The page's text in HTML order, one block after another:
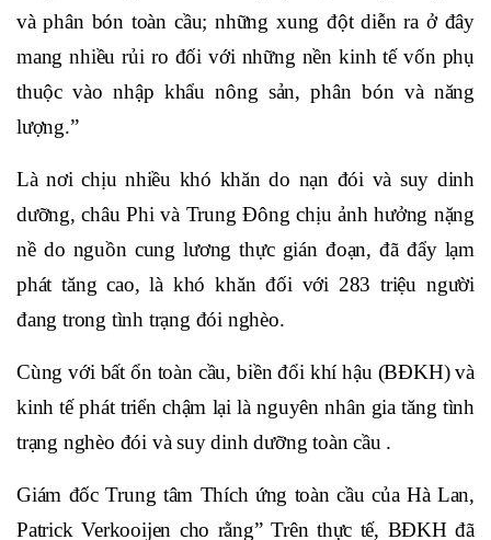
và phân bón toàn cầu; những xung đột diễn ra ở đây
mang nhiều rủi ro đối với những nền kinh tế vốn phụ
thuộc vào nhập khẩu nông sản, phân bón và năng
lượng.”
Là nơi chịu nhiều khó khăn do nạn đói và suy dinh
dưỡng, châu Phi và Trung Đông chịu ảnh hưởng nặng
nề do nguồn cung lương thực gián đoạn, đã đẩy lạm
phát tăng cao, là khó khăn đối với 283 triệu người
đang trong tình trạng đói nghèo.
Cùng với bất ổn toàn cầu, biền đổi khí hậu (BĐKH) và
kinh tế phát triển chậm lại là nguyên nhân gia tăng tình
trạng nghèo đói và suy dinh dưỡng toàn cầu .
Giám đốc Trung tâm Thích ứng toàn cầu của Hà Lan,
Patrick Verkooijen cho rằng” Trên thực tế, BĐKH đã